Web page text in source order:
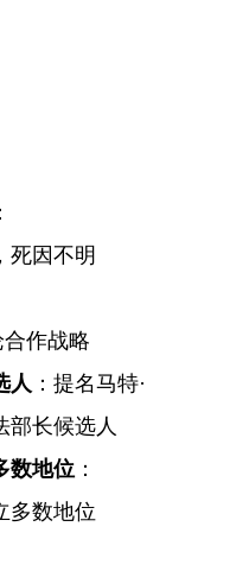
：
死因不明
作战略
人 ：提名马特·
部长候选人
数地位 ：
多数地位